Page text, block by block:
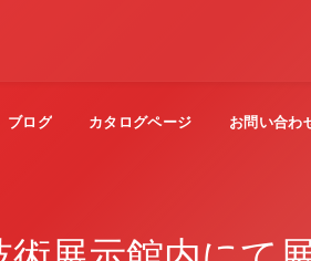
ブログ カタログページ お問い合わ